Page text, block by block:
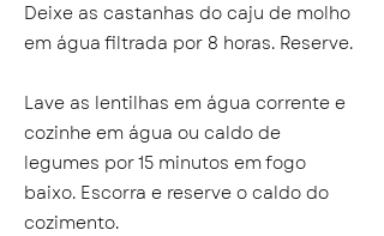
Deixe as castanhas do caju de molho
em água filtrada por 8 horas. Reserve.
Lave as lentilhas em água corrente e
cozinhe em água ou caldo de
legumes por 15 minutos em fogo
baixo. Escorra e reserve o caldo do
cozimento.